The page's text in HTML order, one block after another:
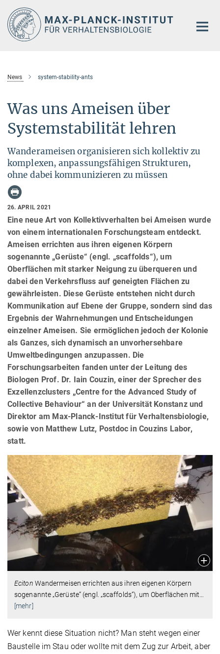
Hauptinhalt
News system-stability-ants
Was uns Ameisen über
Systemstabilität lehren
Wanderameisen organisieren sich kollektiv zu
komplexen, anpassungsfähigen Strukturen,
ohne dabei kommunizieren zu müssen
26. APRIL 2021
Eine neue Art von Kollektivverhalten bei Ameisen wurde
von einem internationalen Forschungsteam entdeckt.
Ameisen errichten aus ihren eigenen Körpern
sogenannte „Gerüste“ (engl. „scaffolds“), um
Oberflächen mit starker Neigung zu überqueren und
dabei den Verkehrsfluss auf geneigten Flächen zu
gewährleisten. Diese Gerüste entstehen nicht durch
Kommunikation auf Ebene der Gruppe, sondern sind das
Ergebnis der Wahrnehmungen und Entscheidungen
einzelner Ameisen. Sie ermöglichen jedoch der Kolonie
als Ganzes, sich dynamisch an unvorhersehbare
Umweltbedingungen anzupassen. Die
Forschungsarbeiten fanden unter der Leitung des
Biologen Prof. Dr. Iain Couzin, einer der Sprecher des
Exzellenzclusters „Centre for the Advanced Study of
Collective Behaviour“ an der Universität Konstanz und
Direktor am Max-Planck-Institut für Verhaltensbiologie,
sowie von Matthew Lutz, Postdoc in Couzins Labor,
statt.
Eciton Wandermeisen errichten aus ihren eigenen Körpern
sogenannte „Gerüste“ (engl. „scaffolds“), um Oberflächen mit
[mehr]
Wer kennt diese Situation nicht? Man steht wegen einer
Baustelle im Stau oder wollte mit dem Zug zur Arbeit, aber